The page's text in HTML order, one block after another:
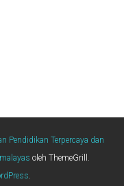
Pendidikan Terpercaya dan
oleh ThemeGrill.
.